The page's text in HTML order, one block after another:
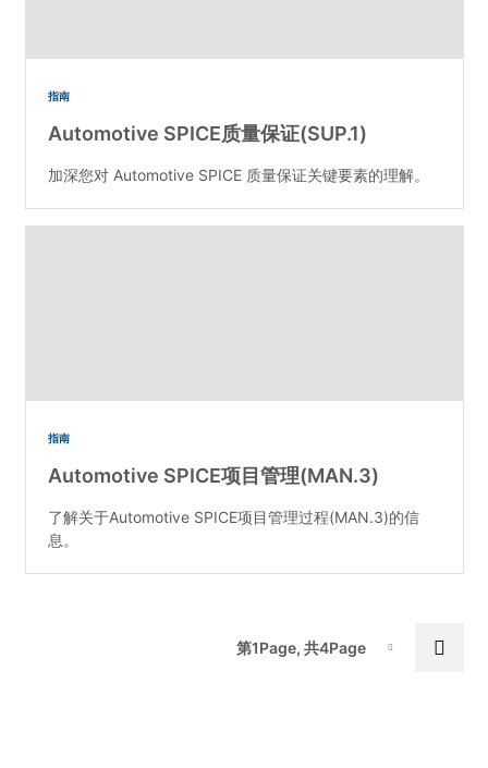
指南
Automotive SPICE质量保证(SUP.1)
加深您对 Automotive SPICE 质量保证关键要素的理解。
指南
Automotive SPICE项目管理(MAN.3)
了解关于Automotive SPICE项目管理过程(MAN.3)的信
息。
Page-1
第1Page, 共4Page